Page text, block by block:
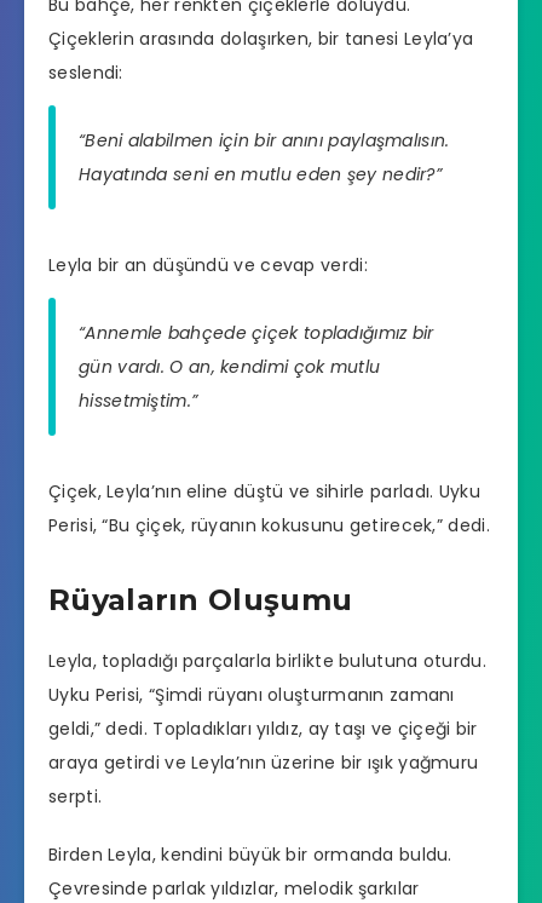
Bu bahçe, her renkten çiçeklerle doluydu.
Çiçeklerin arasında dolaşırken, bir tanesi Leyla’ya
seslendi:
“Beni alabilmen için bir anını paylaşmalısın.
Hayatında seni en mutlu eden şey nedir?”
Leyla bir an düşündü ve cevap verdi:
“Annemle bahçede çiçek topladığımız bir
gün vardı. O an, kendimi çok mutlu
hissetmiştim.”
Çiçek, Leyla’nın eline düştü ve sihirle parladı. Uyku
Perisi, “Bu çiçek, rüyanın kokusunu getirecek,” dedi.
Rüyaların Oluşumu
Leyla, topladığı parçalarla birlikte bulutuna oturdu.
Uyku Perisi, “Şimdi rüyanı oluşturmanın zamanı
geldi,” dedi. Topladıkları yıldız, ay taşı ve çiçeği bir
araya getirdi ve Leyla’nın üzerine bir ışık yağmuru
serpti.
Birden Leyla, kendini büyük bir ormanda buldu.
Çevresinde parlak yıldızlar, melodik şarkılar